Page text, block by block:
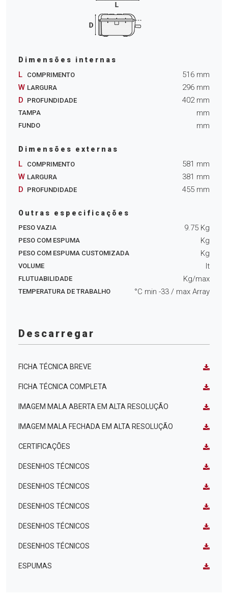
Dimensões internas
L COMPRIMENTO 516 mm
W LARGURA 296 mm
D PROFUNDIDADE 402mm
TAMPA mm
FUNDO mm
Dimensões externas
L COMPRIMENTO 581 mm
W LARGURA 381 mm
D PROFUNDIDADE 455 mm
Outras especificações
PESO VAZIA 9.75 Kg
PESO COM ESPUMA Kg
PESO COM ESPUMA CUSTOMIZADA Kg
VOLUME lt
FLUTUABILIDADE Kg/max
TEMPERATURA DE TRABALHO °C min -33 / max Array
Descarregar
FICHA TÉCNICA BREVE
FICHA TÉCNICA COMPLETA
IMAGEM MALA ABERTA EM ALTA RESOLUÇÃO
IMAGEM MALA FECHADA EM ALTA RESOLUÇÃO
CERTIFICAÇÕES
DESENHOS TÉCNICOS
DESENHOS TÉCNICOS
DESENHOS TÉCNICOS
DESENHOS TÉCNICOS
DESENHOS TÉCNICOS
ESPUMAS